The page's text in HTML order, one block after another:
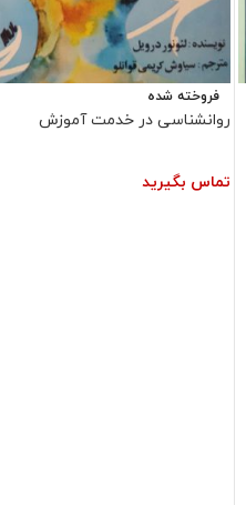
فروخته شده
روانشناسی در خدمت آموزش
تماس بگیرید